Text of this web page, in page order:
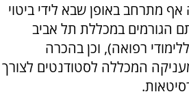
מתרחב באופן שבא לידי ביטוי
הגורמים במכללת תל אביב
רפואה), וכן בהכרה
המכללה לסטודנטים לצורך